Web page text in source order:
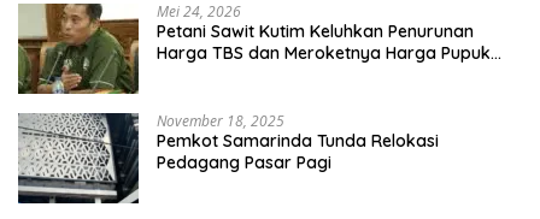
Mei 24, 2026
Petani Sawit Kutim Keluhkan Penurunan
Harga TBS dan Meroketnya Harga Pupuk
November 18, 2025
Pemkot Samarinda Tunda Relokasi
Pedagang Pasar Pagi